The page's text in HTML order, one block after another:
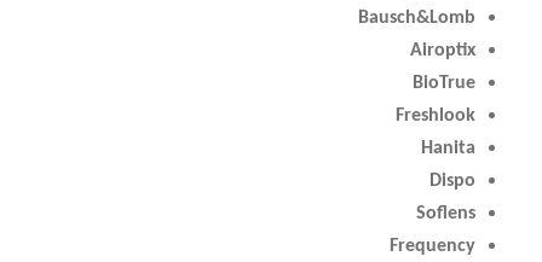
Bausch&Lomb
Airoptix
BioTrue
Freshlook
Hanita
Dispo
Soflens
Frequency